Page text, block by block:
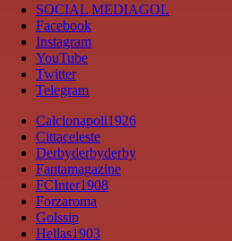
SOCIAL MEDIAGOL
Facebook
Instagram
YouTube
Twitter
Telegram
Calcionapoli1926
Cittaceleste
Derbyderbyderby
Fantamagazine
FCInter1908
Forzaroma
Golssip
Hellas1903